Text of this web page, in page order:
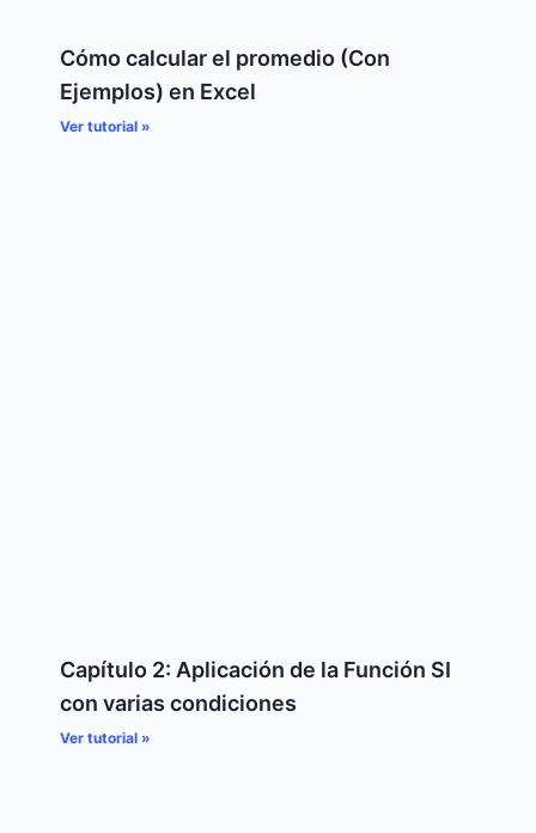
Cómo calcular el promedio (Con
Ejemplos) en Excel
Ver tutorial »
Capítulo 2: Aplicación de la Función SI
con varias condiciones
Ver tutorial »